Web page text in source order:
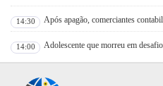
14:30 Após apagão, comerciantes
14:00 Adolescente que morreu em